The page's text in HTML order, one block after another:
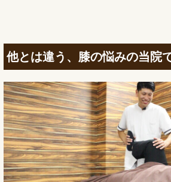
他とは違う、膝の悩みの当院